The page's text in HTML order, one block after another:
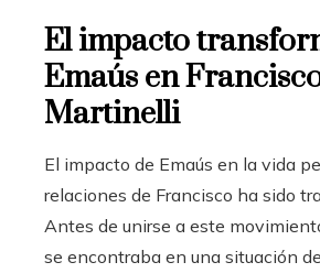
El impacto
Emaús en
Martinelli
El impacto de Emaús en la vida
relaciones de Francisco ha sido
Antes de unirse a este
se encontraba en una situación